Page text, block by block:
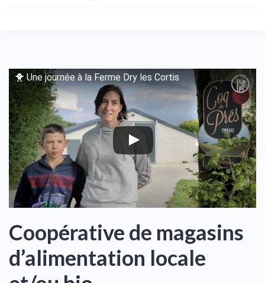
🐥 Une journée à la Ferme Dry les Cortis
Coopérative de magasins
d’alimentation locale